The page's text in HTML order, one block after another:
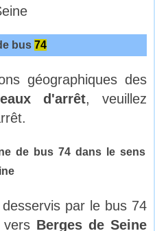
bus 74
géographiques des
d'arrêt, veuillez
de bus 74 dans le sens
par le bus 74
vers Berges de Seine